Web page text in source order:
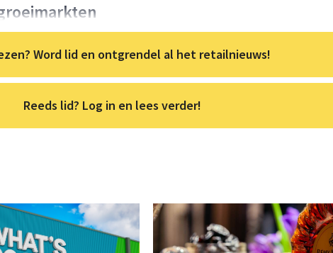
Word lid en ontgrendel al het retailnieuws!
Reeds lid? Log in en lees verder!